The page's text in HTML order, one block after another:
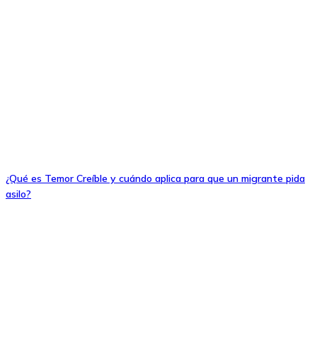
¿Qué es Temor Creíble y cuándo aplica para que un migrante pida
asilo?